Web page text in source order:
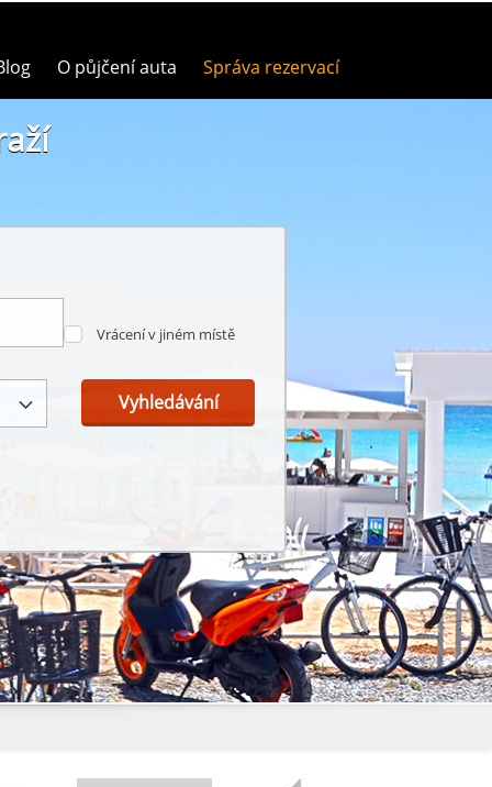
O půjčení auta Správa rezervací
Vrácení v jiném místě
Vyhledávání